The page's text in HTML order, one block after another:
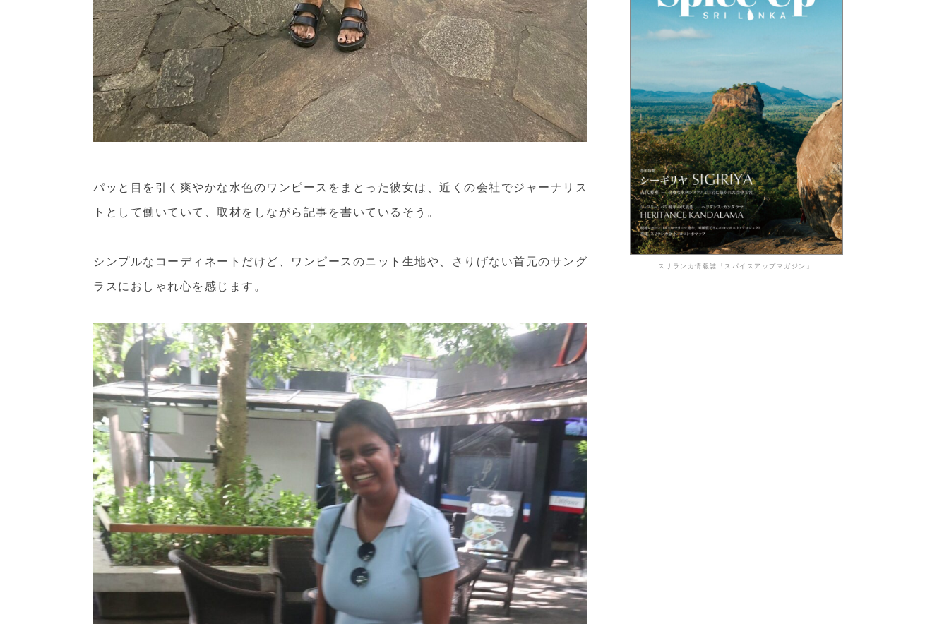
パッと目を引く爽やかな水色のワンピースをまとった彼女は、近くの会社でジャーナリス
トとして働いていて、取材をしながら記事を書いているそう。
シンプルなコーディネートだけど、ワンピースのニット生地や、さりげない首元のサング
ラスにおしゃれ心を感じます。
スリランカ情報誌「スパイスアップマガジン」